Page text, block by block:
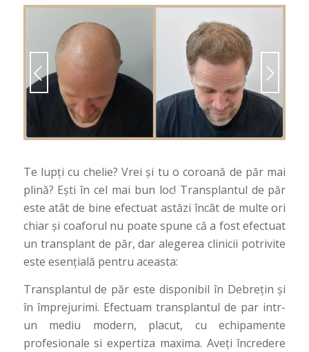
Urmatorul
Te lupți cu chelie? Vrei și tu o coroană de păr mai
plină? Ești în cel mai bun loc! Transplantul de păr
este atât de bine efectuat astăzi încât de multe ori
chiar și coaforul nu poate spune că a fost efectuat
un transplant de păr, dar alegerea clinicii potrivite
este esențială pentru aceasta:
Transplantul de păr este disponibil în Debrețin și
în împrejurimi. Efectuam transplantul de par intr-
un mediu modern, placut, cu echipamente
profesionale si expertiza maxima. Aveți încredere